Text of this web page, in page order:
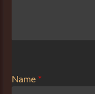
Name *